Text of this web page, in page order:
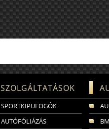
SZOLGÁLTATÁSOK
SPORTKIPUFOGÓK
AUTÓFÓLIÁZÁS